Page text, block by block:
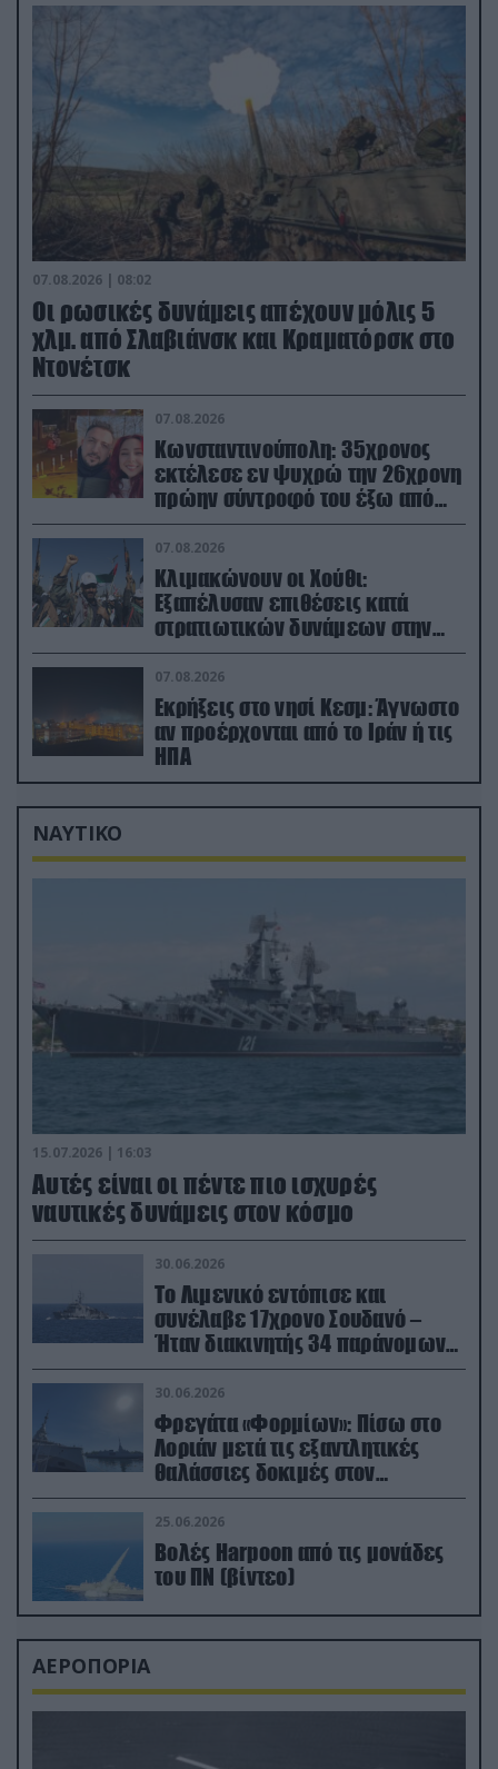
07.08.2026 | 08:02
Οι ρωσικές δυνάμεις απέχουν μόλις 5
χλμ. από Σλαβιάνσκ και Κραματόρσκ στο
Ντονέτσκ
07.08.2026
Κωνσταντινούπολη: 35χρονος
εκτέλεσε εν ψυχρώ την 26χρονη
πρώην σύντροφό του έξω από
φαρμακείο (βίντεο)
07.08.2026
Κλιμακώνουν οι Χούθι:
Eξαπέλυσαν επιθέσεις κατά
στρατιωτικών δυνάμεων στην
Υεμένη – Πλήγματα & στη
Σαουδική Αραβία!
07.08.2026
Εκρήξεις στο νησί Κεσμ: Άγνωστο
αν προέρχονται από το Ιράν ή τις
ΗΠΑ
ΝΑΥΤΙΚΟ
15.07.2026 | 16:03
Aυτές είναι οι πέντε πιο ισχυρές
ναυτικές δυνάμεις στον κόσμο
30.06.2026
Το Λιμενικό εντόπισε και
συνέλαβε 17χρονο Σουδανό –
Ήταν διακινητής 34 παράνομων
μεταναστών
30.06.2026
Φρεγάτα «Φορμίων»: Πίσω στο
Λοριάν μετά τις εξαντλητικές
θαλάσσιες δοκιμές στον
απαιτητικό Βισκαϊκό
25.06.2026
Βολές Harpoon από τις μονάδες
του ΠΝ (βίντεο)
ΑΕΡΟΠΟΡΙΑ